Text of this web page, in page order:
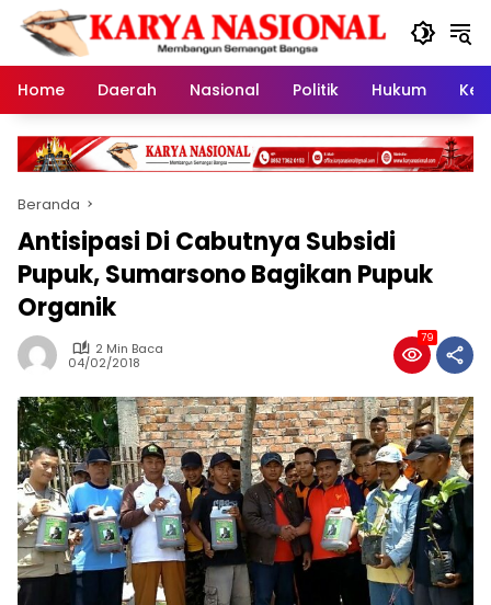
Langsung
konten
Home
Daerah Nasional Politik Hukum
Beranda
Antisipasi Di Cabutnya Subsidi
Pupuk, Sumarsono Bagikan Pupuk
Organik
2 Min Baca
04/02/2018
79